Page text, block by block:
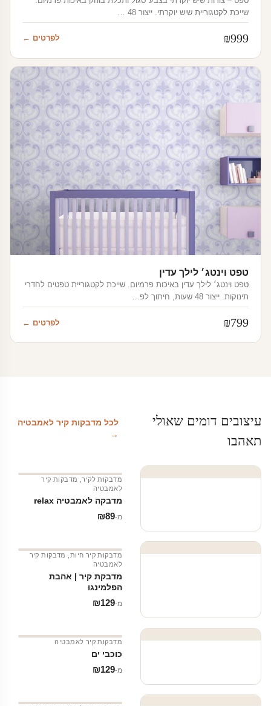
שייכת לקטגוריית שיש יוקרתי. ייצור 48 …
₪999 לפרטים ←
טפט וינטג׳ לילך עדין
טפט וינטג׳ לילך עדין באיכות פרמיום. שייכת לקטגוריית טפטים לחדרי
תינוקות. ייצור 48 שעות, חיתוך לפ…
₪799 לפרטים ←
עיצובים דומים שאולי
תאהבו
לכל מדבקות קיר לאמבטיה
→
מדבקות לקיר,
מדבקות קיר
לאמבטיה
מדבקה לאמבטיה relax
מ‑ ₪89
מדבקות קיר חיות
מדבקות קיר
לאמבטיה
מדבקת קיר | אהבת
הפלמינגו
מ‑ ₪129
מדבקות קיר לאמבטיה
כוכבי ים
מ‑ ₪129